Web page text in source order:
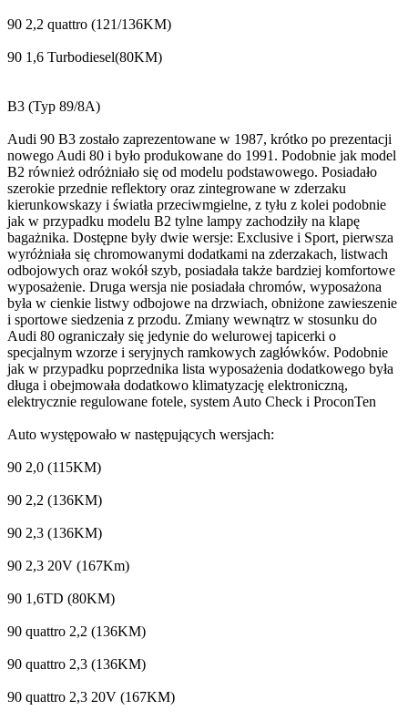
90 2,2 quattro (121/136KM)
90 1,6 Turbodiesel(80KM)
B3 (Typ 89/8A)
Audi 90 B3 zostało zaprezentowane w 1987, krótko po prezentacji
nowego Audi 80 i było produkowane do 1991. Podobnie jak model
B2 również odróżniało się od modelu podstawowego. Posiadało
szerokie przednie reflektory oraz zintegrowane w zderzaku
kierunkowskazy i światła przeciwmgielne, z tyłu z kolei podobnie
jak w przypadku modelu B2 tylne lampy zachodziły na klapę
bagażnika. Dostępne były dwie wersje: Exclusive i Sport, pierwsza
wyróżniała się chromowanymi dodatkami na zderzakach, listwach
odbojowych oraz wokół szyb, posiadała także bardziej komfortowe
wyposażenie. Druga wersja nie posiadała chromów, wyposażona
była w cienkie listwy odbojowe na drzwiach, obniżone zawieszenie
i sportowe siedzenia z przodu. Zmiany wewnątrz w stosunku do
Audi 80 ograniczały się jedynie do welurowej tapicerki o
specjalnym wzorze i seryjnych ramkowych zagłówków. Podobnie
jak w przypadku poprzednika lista wyposażenia dodatkowego była
długa i obejmowała dodatkowo klimatyzację elektroniczną,
elektrycznie regulowane fotele, system Auto Check i ProconTen
Auto występowało w następujących wersjach:
90 2,0 (115KM)
90 2,2 (136KM)
90 2,3 (136KM)
90 2,3 20V (167Km)
90 1,6TD (80KM)
90 quattro 2,2 (136KM)
90 quattro 2,3 (136KM)
90 quattro 2,3 20V (167KM)